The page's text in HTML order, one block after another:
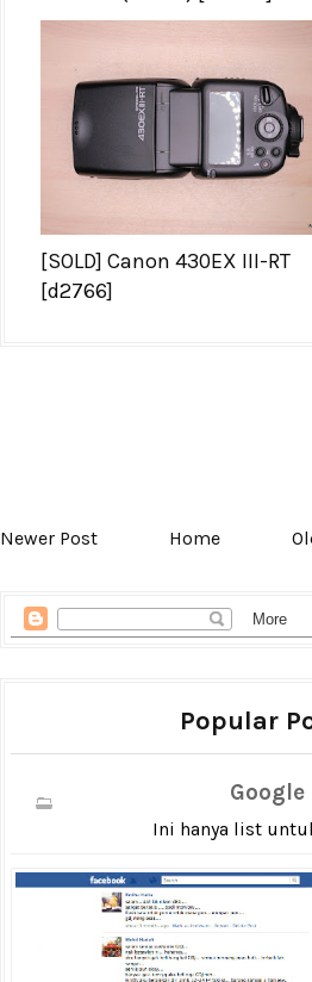
[SOLD] Canon 430EX III-RT
[d2766]
Newer Post Home
Popular
Google
Ini hanya list